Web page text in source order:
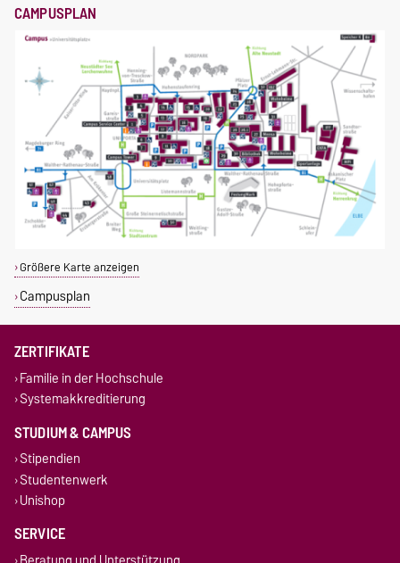
CAMPUSPLAN
Größere Karte anzeigen
Campusplan
ZERTIFIKATE
Familie in der Hochschule
Systemakkreditierung
STUDIUM & CAMPUS
Stipendien
Studentenwerk
Unishop
SERVICE